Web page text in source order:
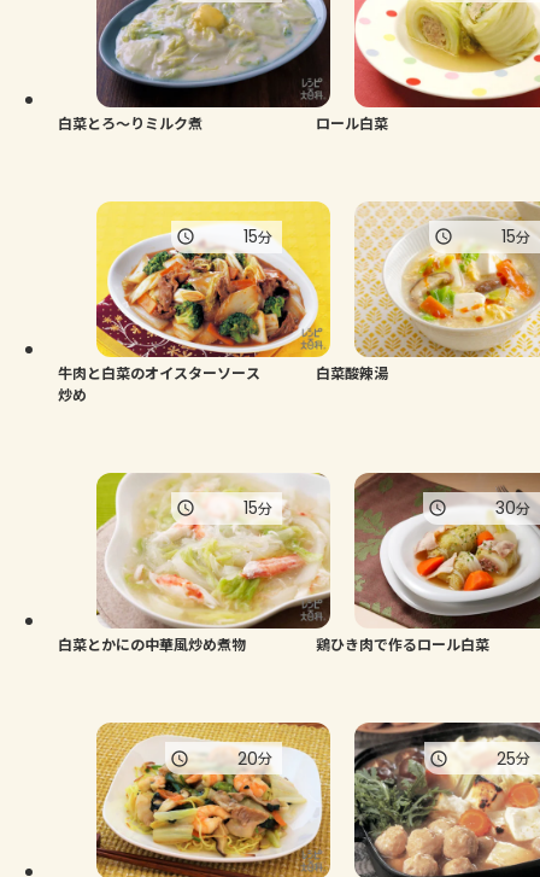
白菜とろ～りミルク煮 ロール白菜
牛肉と白菜のオイスターソース
炒め
15分
白菜酸辣湯
15分
白菜とかにの中華風炒め煮物
15分
鶏ひき肉で作るロール白菜
30分
20分 25分